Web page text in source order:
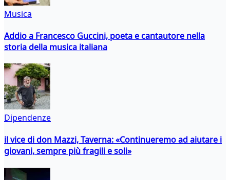
Musica
Addio a Francesco Guccini, poeta e cantautore nella
storia della musica italiana
Dipendenze
il vice di don Mazzi, Taverna: «Continueremo ad aiutare i
giovani, sempre più fragili e soli»